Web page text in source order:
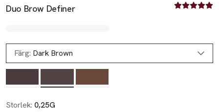
Duo Brow Definer
5 av fem
Färg: Dark Brown
Storlek: 0,25G